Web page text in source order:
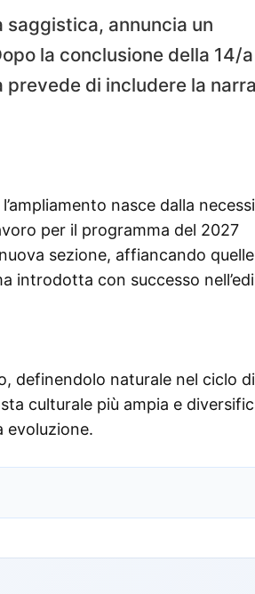
saggistica, annuncia un
la conclusione della 14/a
prevede di includere la
nasce dalla
per il programma del 2027
sezione, affiancando
introdotta con successo
definendolo naturale nel ciclo
culturale più ampia e
evoluzione.